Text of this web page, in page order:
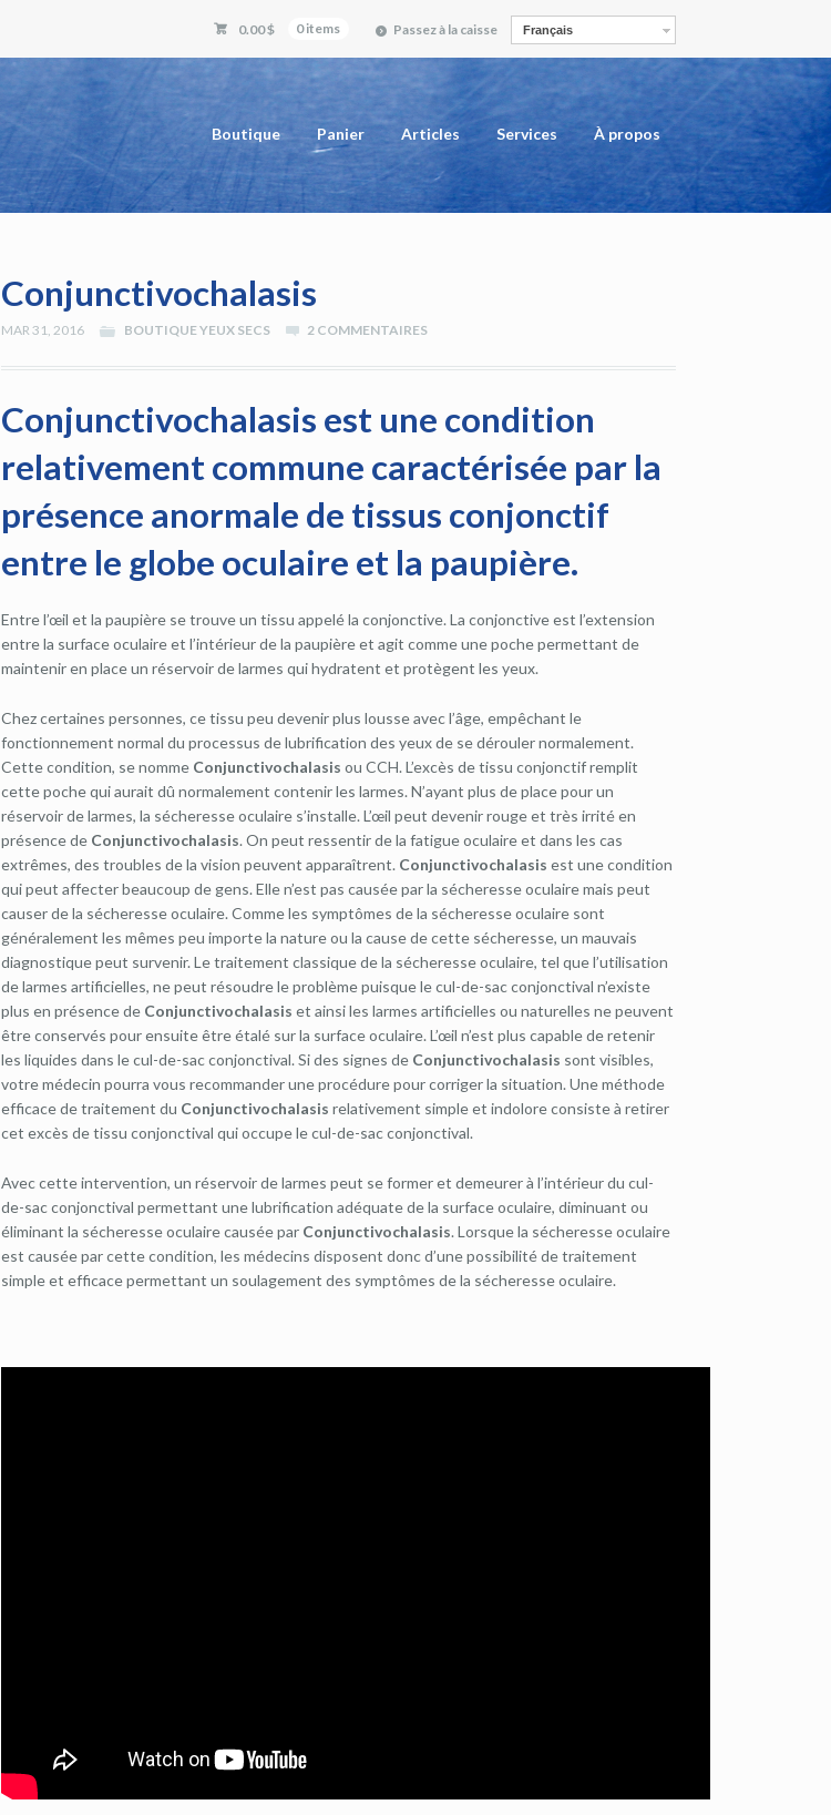
Français
0.00 $ 0 items Passez à la caisse
Boutique Panier Articles Services À propos
Conjunctivochalasis
MAR 31, 2016 BOUTIQUE YEUX SECS 2 COMMENTAIRES
Conjunctivochalasis est une condition
relativement commune caractérisée par la
présence anormale de tissus conjonctif
entre le globe oculaire et la paupière.
Entre l’œil et la paupière se trouve un tissu appelé la conjonctive. La conjonctive est l’extension
entre la surface oculaire et l’intérieur de la paupière et agit comme une poche permettant de
maintenir en place un réservoir de larmes qui hydratent et protègent les yeux.
Chez certaines personnes, ce tissu peu devenir plus lousse avec l’âge, empêchant le
fonctionnement normal du processus de lubrification des yeux de se dérouler normalement.
Cette condition, se nomme Conjunctivochalasis ou CCH. L’excès de tissu conjonctif remplit
cette poche qui aurait dû normalement contenir les larmes. N’ayant plus de place pour un
réservoir de larmes, la sécheresse oculaire s’installe. L’œil peut devenir rouge et très irrité en
présence de Conjunctivochalasis. On peut ressentir de la fatigue oculaire et dans les cas
extrêmes, des troubles de la vision peuvent apparaîtrent. Conjunctivochalasis est une condition
qui peut affecter beaucoup de gens. Elle n’est pas causée par la sécheresse oculaire mais peut
causer de la sécheresse oculaire. Comme les symptômes de la sécheresse oculaire sont
généralement les mêmes peu importe la nature ou la cause de cette sécheresse, un mauvais
diagnostique peut survenir. Le traitement classique de la sécheresse oculaire, tel que l’utilisation
de larmes artificielles, ne peut résoudre le problème puisque le cul-de-sac conjonctival n’existe
plus en présence de Conjunctivochalasis et ainsi les larmes artificielles ou naturelles ne peuvent
être conservés pour ensuite être étalé sur la surface oculaire. L’œil n’est plus capable de retenir
les liquides dans le cul-de-sac conjonctival. Si des signes de Conjunctivochalasis sont visibles,
votre médecin pourra vous recommander une procédure pour corriger la situation. Une méthode
efficace de traitement du Conjunctivochalasis relativement simple et indolore consiste à retirer
cet excès de tissu conjonctival qui occupe le cul-de-sac conjonctival.
Avec cette intervention, un réservoir de larmes peut se former et demeurer à l’intérieur du cul-
de-sac conjonctival permettant une lubrification adéquate de la surface oculaire, diminuant ou
éliminant la sécheresse oculaire causée par Conjunctivochalasis. Lorsque la sécheresse oculaire
est causée par cette condition, les médecins disposent donc d’une possibilité de traitement
simple et efficace permettant un soulagement des symptômes de la sécheresse oculaire.